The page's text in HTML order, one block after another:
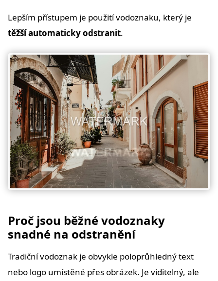
Lepším přístupem je použití vodoznaku, který je
těžší automaticky odstranit.
Proč jsou běžné vodoznaky
snadné na odstranění
Tradiční vodoznak je obvykle poloprůhledný text
nebo logo umístěné přes obrázek. Je viditelný, ale